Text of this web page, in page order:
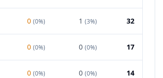
0 (0%) 1 (3%) 32
0 (0%) 0 (0%) 17
0 (0%) 0 (0%) 14